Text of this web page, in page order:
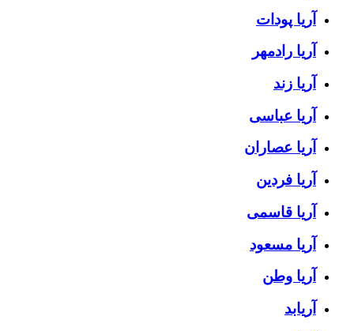
آریا پودات
آریا رادمهر
آریا زند
آریا عباسی
آریا عصاران
آریا فردین
آریا قاسمی
آریا مسعود
آریا وطن
آریابد